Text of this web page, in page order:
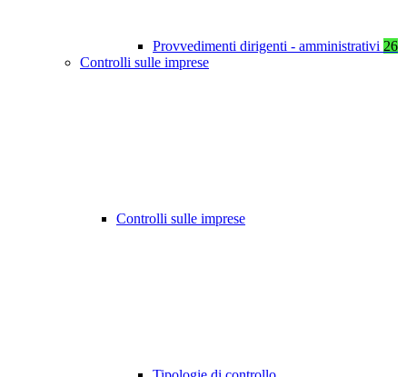
Provvedimenti dirigenti - amministrativi 26
Controlli sulle imprese
Controlli sulle imprese